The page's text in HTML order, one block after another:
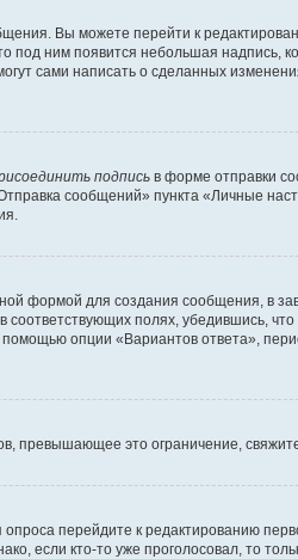
Вы можете перейти к
ним появится небольшая надпись,
сами написать о сделанных
подпись в форме отправки
сообщений» пункта «Личные
формой для создания сообщения, в
полях, убедившись,
помощью опции «Вариантов ответа»,
превышающее это ограничение,
перейдите к редактированию
если кто-то уже проголосовал, то